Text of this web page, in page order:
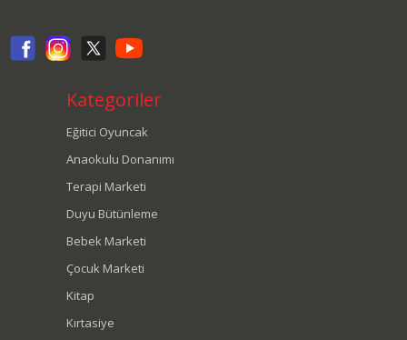
Kategoriler
Eğitici Oyuncak
Anaokulu Donanımı
Terapi Marketi
Duyu Bütünleme
Bebek Marketi
Çocuk Marketi
Kitap
Kırtasiye